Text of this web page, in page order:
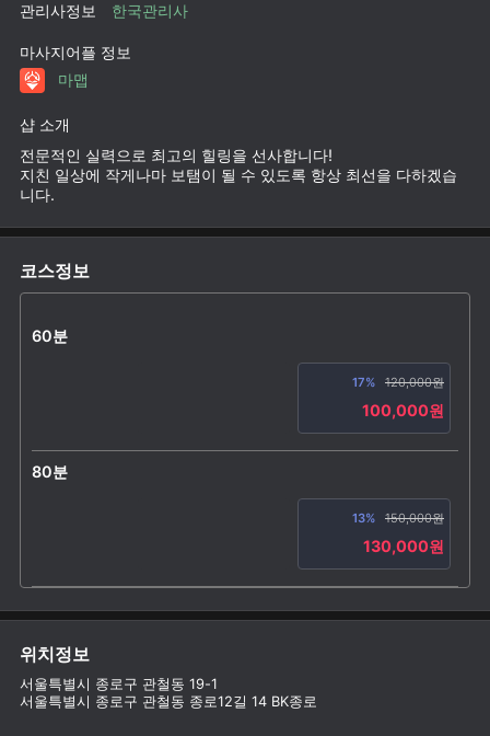
관리사정보 한국관리사
마사지어플 정보
마맵
샵 소개
전문적인 실력으로 최고의 힐링을 선사합니다!
지친 일상에 작게나마 보탬이 될 수 있도록 항상 최선을 다하겠습
니다.
코스정보
60분
17% 120,000원
100,000원
80분
13% 150,000원
130,000원
위치정보
서울특별시 종로구 관철동 19-1
서울특별시 종로구 관철동 종로12길 14 BK종로